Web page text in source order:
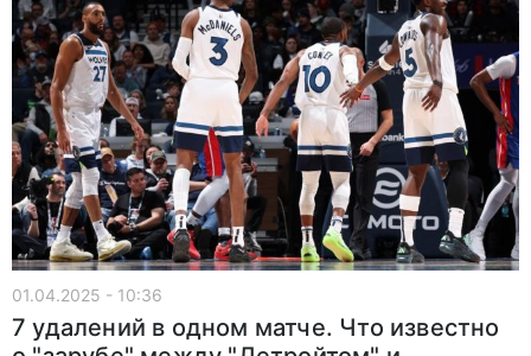
01.04.2025 - 10:36
7 удалений в одном матче. Что известно